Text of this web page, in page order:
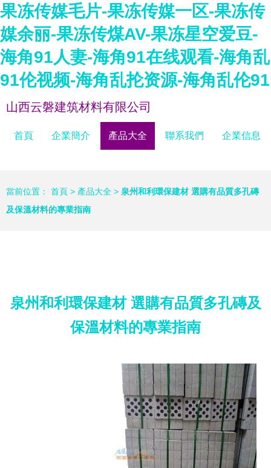
果冻传媒毛片-果冻传媒一区-果冻传
媒余丽-果冻传煤AV-果冻星空爱豆-
海角91人妻-海角91在线观看-海角乱
91伦视频-海角乱抡资源-海角乱伦91
山西云磐建筑材料有限公司
首頁 企業簡介 產品大全 聯系我們 企業信息
當前位置： 首頁 > 產品大全 > 泉州和利環保建材 選購有品質多孔磚
及保溫材料的專業指南
泉州和利環保建材 選購有品質多孔磚及
保溫材料的專業指南